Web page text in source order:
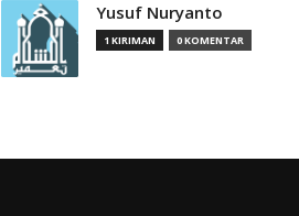
Yusuf Nuryanto
1 KIRIMAN 0 KOMENTAR